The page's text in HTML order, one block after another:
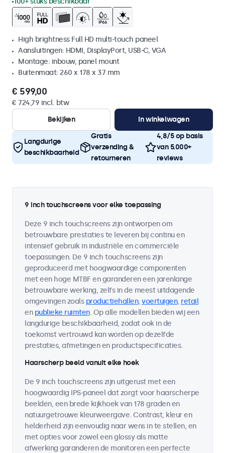
High brightness Full HD multi-touch paneel
Aansluitingen: HDMI, DisplayPort, USB-C, VGA
Montage: inbouw, panel mount
Buitenmaat: 260 x 178 x 37 mm
€ 599,00
€ 724,79 incl. btw
Bekijken
In winkelwagen
Langdurige
beschikbaarheid
Gratis
verzending &
retourneren
4,8/5 op basis
van 5.000+
reviews
9 inch touchscreens voor elke toepassing
Deze 9 inch touchscreens zijn ontworpen om
betrouwbare prestaties te leveren bij continu en
intensief gebruik in industriële en commerciële
toepassingen. De 9 inch touchscreens zijn
geproduceerd met hoogwaardige componenten
met een hoge MTBF en garanderen een jarenlange
betrouwbare werking, zelfs in de meest uitdagende
omgevingen zoals productiehallen, voertuigen, retail
en publieke ruimten. Op alle modellen bieden wij een
langdurige beschikbaarheid, zodat ook in de
toekomst vertrouwd kan worden op dezelfde
prestaties, afmetingen en productspecificaties.
Haarscherp beeld vanuit elke hoek
De 9 inch touchscreens zijn uitgerust met een
hoogwaardig IPS-paneel dat zorgt voor haarscherpe
beelden, een brede kijkhoek van 178 graden en
natuurgetrouwe kleurweergave. Contrast, kleur en
helderheid zijn eenvoudig naar wens in te stellen, en
met opties voor zowel een glossy als matte
afwerking garanderen de monitoren een perfecte